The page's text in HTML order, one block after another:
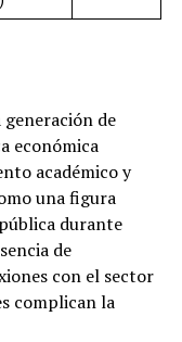
de
económica
académico y
una figura
durante
de
con el sector
complican la